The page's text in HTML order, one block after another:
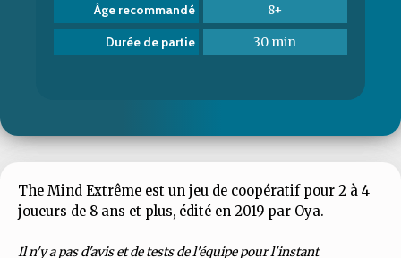
Âge recommandé 8+
Durée de partie 30 min
The Mind Extrême est un jeu de coopératif pour 2 à 4
joueurs de 8 ans et plus, édité en 2019 par Oya.
Il n'y a pas d'avis et de tests de l'équipe pour l'instant